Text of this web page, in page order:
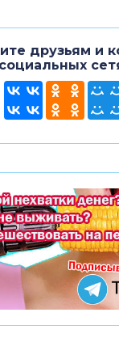
друзьям и
социальных